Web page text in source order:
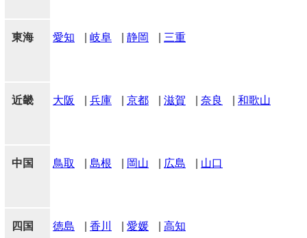
東海 愛知 岐阜 静岡 三重
近畿 大阪 兵庫 京都 滋賀 奈良 和歌山
中国 鳥取 島根 岡山 広島 山口
四国 徳島 香川 愛媛 高知